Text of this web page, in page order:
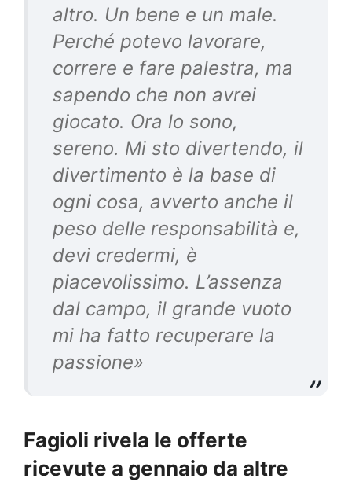
altro. Un bene e un male.
Perché potevo lavorare,
correre e fare palestra, ma
sapendo che non avrei
giocato. Ora lo sono,
sereno. Mi sto divertendo, il
divertimento è la base di
ogni cosa, avverto anche il
peso delle responsabilità e,
devi credermi, è
piacevolissimo. L’assenza
dal campo, il grande vuoto
mi ha fatto recuperare la
passione»
Fagioli rivela le offerte
ricevute a gennaio da altre